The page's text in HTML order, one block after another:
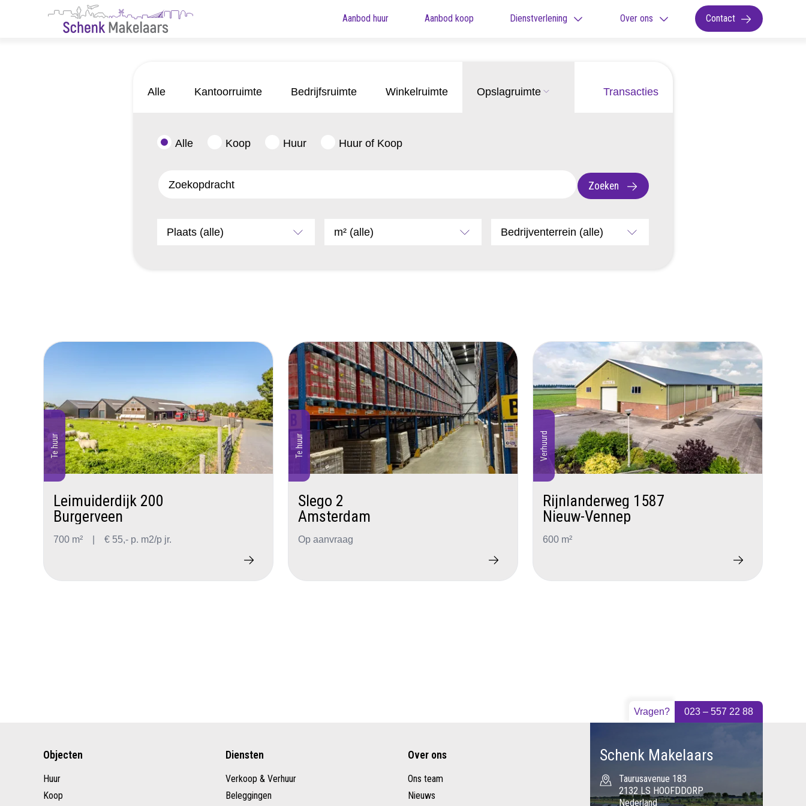
Aanbod huur Aanbod koop Dienstverlening Over ons Contact
Alle Kantoorruimte Bedrijfsruimte Winkelruimte Opslagruimte Transacties
Alle Koop Huur Huur of Koop
Zoeken
Plaats (alle) m² (alle) Bedrijventerrein (alle)
Te huur
Leimuiderdijk 200
Burgerveen
700 m² € 55,- p. m2/p jr.
Te huur
Slego 2
Amsterdam
Op aanvraag
Verhuurd
Rijnlanderweg 1587
Nieuw-Vennep
600 m²
Vragen? 023 – 557 22 88
Objecten
Huur
Koop
Diensten
Verkoop & Verhuur
Beleggingen
Over ons
Ons team
Nieuws
Schenk Makelaars
Taurusavenue 183
2132 LS HOOFDDORP
Nederland